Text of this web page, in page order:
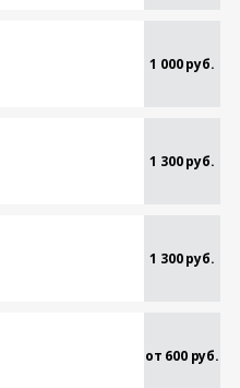
1 000 руб.
1 300 руб.
1 300 руб.
от 600 руб.